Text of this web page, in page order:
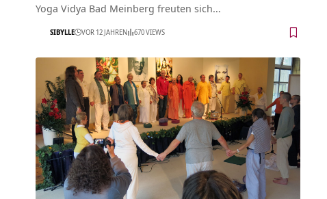
Yoga Vidya Bad Meinberg freuten sich…
SIBYLLE VOR 12 JAHREN 670 VIEWS